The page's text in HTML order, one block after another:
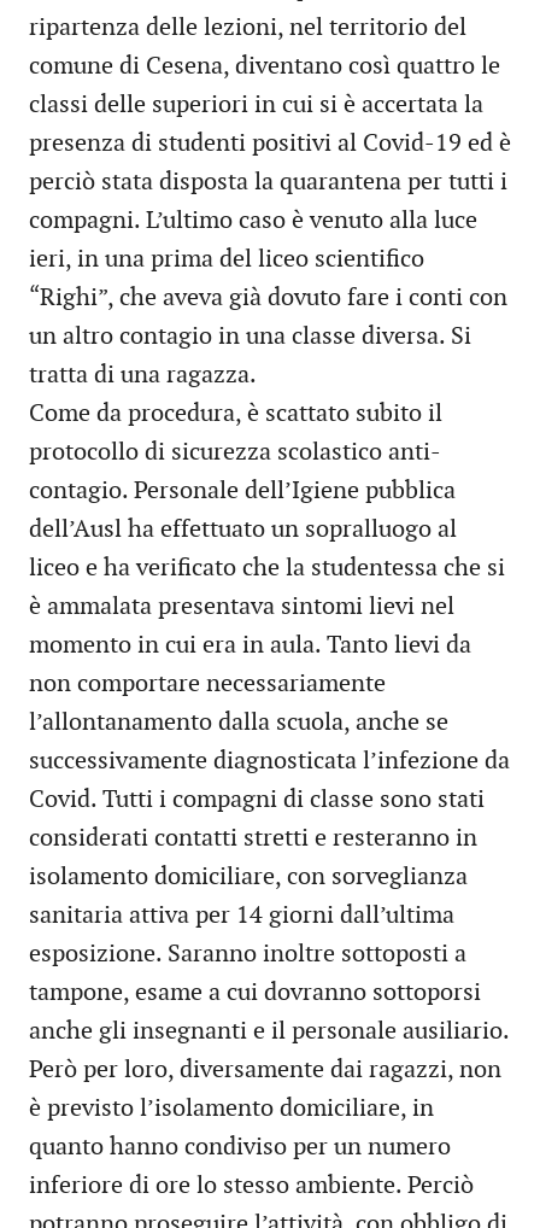
ripartenza delle lezioni, nel territorio del
comune di Cesena, diventano così quattro le
classi delle superiori in cui si è accertata la
presenza di studenti positivi al Covid-19 ed è
perciò stata disposta la quarantena per tutti i
compagni. L’ultimo caso è venuto alla luce
ieri, in una prima del liceo scientifico
“Righi”, che aveva già dovuto fare i conti con
un altro contagio in una classe diversa. Si
tratta di una ragazza.
Come da procedura, è scattato subito il
protocollo di sicurezza scolastico anti-
contagio. Personale dell’Igiene pubblica
dell’Ausl ha effettuato un sopralluogo al
liceo e ha verificato che la studentessa che si
è ammalata presentava sintomi lievi nel
momento in cui era in aula. Tanto lievi da
non comportare necessariamente
l’allontanamento dalla scuola, anche se
successivamente diagnosticata l’infezione da
Covid. Tutti i compagni di classe sono stati
considerati contatti stretti e resteranno in
isolamento domiciliare, con sorveglianza
sanitaria attiva per 14 giorni dall’ultima
esposizione. Saranno inoltre sottoposti a
tampone, esame a cui dovranno sottoporsi
anche gli insegnanti e il personale ausiliario.
Però per loro, diversamente dai ragazzi, non
è previsto l’isolamento domiciliare, in
quanto hanno condiviso per un numero
inferiore di ore lo stesso ambiente. Perciò